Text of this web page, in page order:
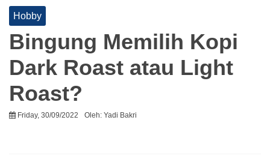
Hobby
Bingung Memilih Kopi
Dark Roast atau Light
Roast?
Friday, 30/09/2022 Oleh: Yadi Bakri